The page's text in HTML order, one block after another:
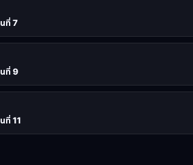
ที่ 7
ที่ 9
ที่ 11